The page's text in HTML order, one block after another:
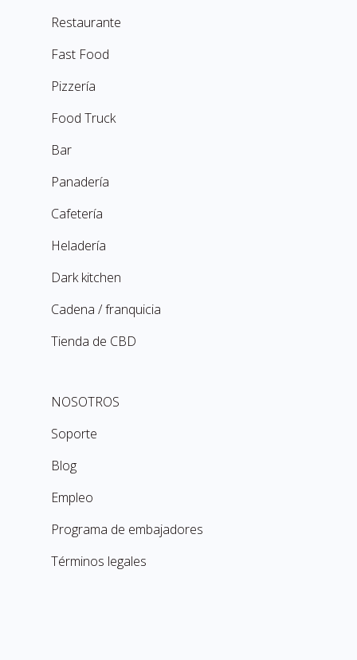
Restaurante
Fast Food
Pizzería
Food Truck
Bar
Panadería
Cafetería
Heladería
Dark kitchen
Cadena / franquicia
Tienda de CBD
NOSOTROS
Soporte
Blog
Empleo
Programa de embajadores
Términos legales